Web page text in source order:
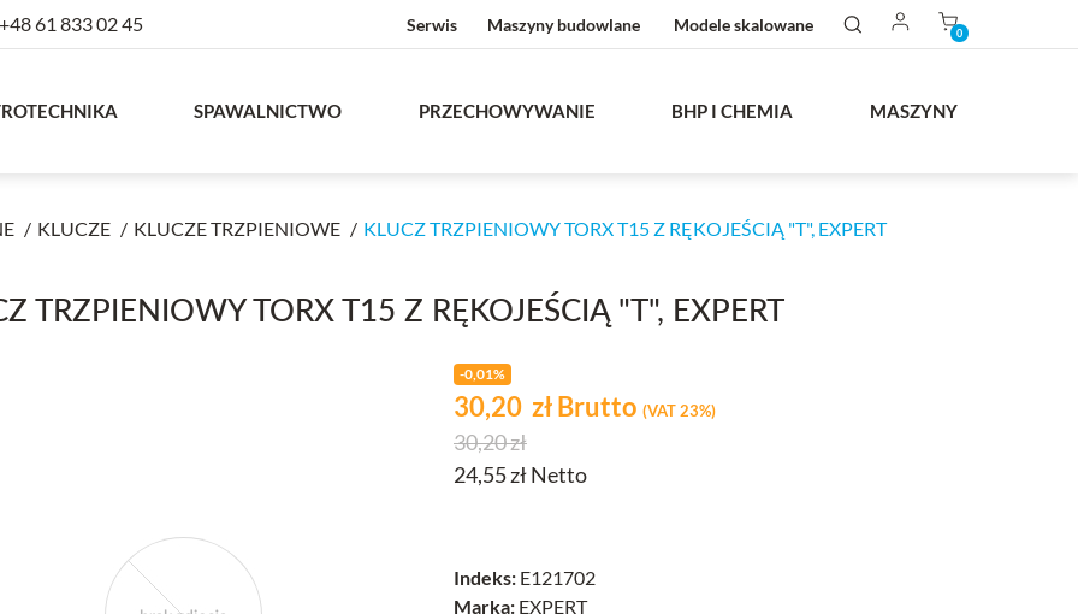
+48 61 833 02 45 Serwis Maszyny budowlane Modele skalowane 0
SPAWALNICTWO PRZECHOWYWANIE BHP I CHEMIA MASZYNY
KLUCZE KLUCZE TRZPIENIOWE KLUCZ TRZPIENIOWY TORX T15 Z RĘKOJEŚCIĄ "T", EXPERT
TRZPIENIOWY TORX T15 Z RĘKOJEŚCIĄ "T", EXPERT
-0,01%
Cena
zł
30,20 złBrutto (VAT 23%)
Cena podstawowa
30,20 zł
24,55 zł Netto
Indeks: E121702
Marka: EXPERT